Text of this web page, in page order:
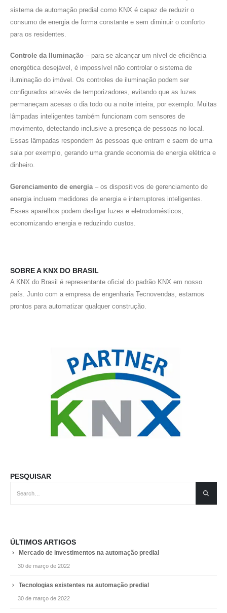
sistema de automação predial como KNX é capaz de reduzir o
consumo de energia de forma constante e sem diminuir o conforto
para os residentes.
Controle da Iluminação – para se alcançar um nível de eficiência
energética desejável, é impossível não controlar o sistema de
iluminação do imóvel. Os controles de iluminação podem ser
configurados através de temporizadores, evitando que as luzes
permaneçam acesas o dia todo ou a noite inteira, por exemplo. Muitas
lâmpadas inteligentes também funcionam com sensores de
movimento, detectando inclusive a presença de pessoas no local.
Essas lâmpadas respondem às pessoas que entram e saem de uma
sala por exemplo, gerando uma grande economia de energia elétrica e
dinheiro.
Gerenciamento de energia – os dispositivos de gerenciamento de
energia incluem medidores de energia e interruptores inteligentes.
Esses aparelhos podem desligar luzes e eletrodomésticos,
economizando energia e reduzindo custos.
SOBRE A KNX DO BRASIL
A KNX do Brasil é representante oficial do padrão KNX em nosso
país. Junto com a empresa de engenharia Tecnovendas, estamos
prontos para automatizar qualquer construção.
PESQUISAR
ÚLTIMOS ARTIGOS
Mercado de investimentos na automação predial
30 de março de 2022
Tecnologias existentes na automação predial
30 de março de 2022